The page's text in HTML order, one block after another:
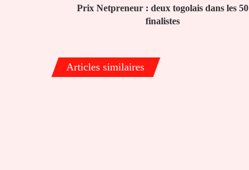
Prix Netpreneur : deux togolais dans les 50
finalistes
Articles similaires